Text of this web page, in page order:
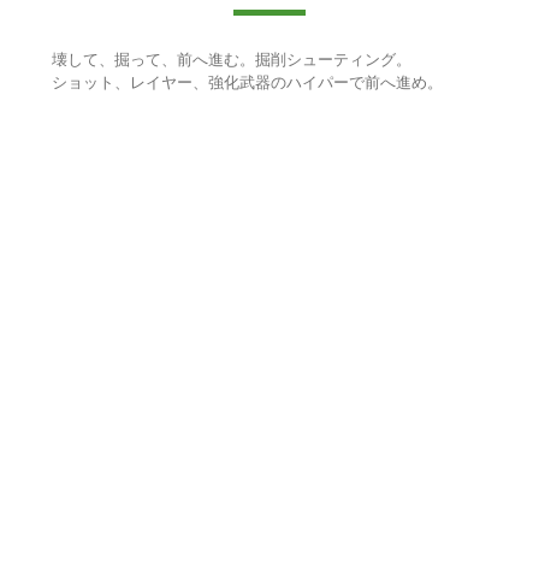
壊して、掘って、前へ進む。掘削シューティング。
ショット、レイヤー、強化武器のハイパーで前へ進め。